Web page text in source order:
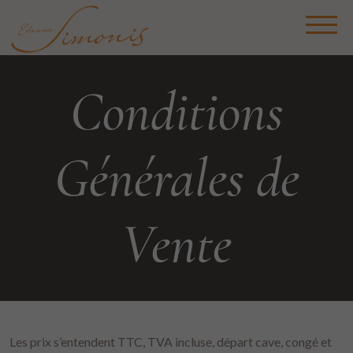
Conditions
Générales de
Vente
Les prix s’entendent TTC, TVA incluse, départ cave, congé et